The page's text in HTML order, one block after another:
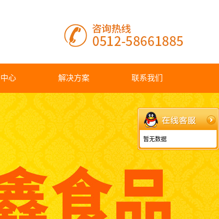
心 解决方案 联系我们
暂无数据